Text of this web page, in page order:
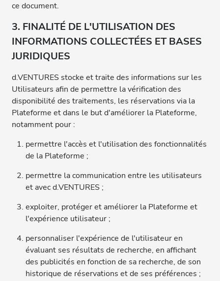
ce document.
3. FINALITÉ DE L'UTILISATION DES
INFORMATIONS COLLECTÉES ET BASES
JURIDIQUES
d.VENTURES stocke et traite des informations sur les
Utilisateurs afin de permettre la vérification des
disponibilité des traitements, les réservations via la
Plateforme et dans le but d'améliorer la Plateforme,
notamment pour :
permettre l'accès et l'utilisation des fonctionnalités
de la Plateforme ;
permettre la communication entre les utilisateurs
et avec d.VENTURES ;
exploiter, protéger et améliorer la Plateforme et
l'expérience utilisateur ;
personnaliser l'expérience de l'utilisateur en
évaluant ses résultats de recherche, en affichant
des publicités en fonction de sa recherche, de son
historique de réservations et de ses préférences ;